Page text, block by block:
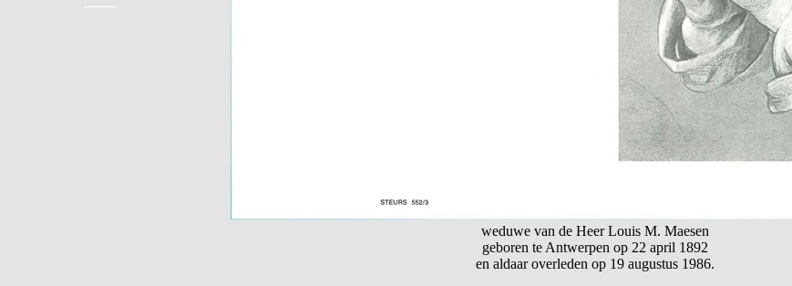
weduwe van de Heer Louis M. Maesen
geboren te Antwerpen op 22 april 1892
en aldaar overleden op 19 augustus 1986.